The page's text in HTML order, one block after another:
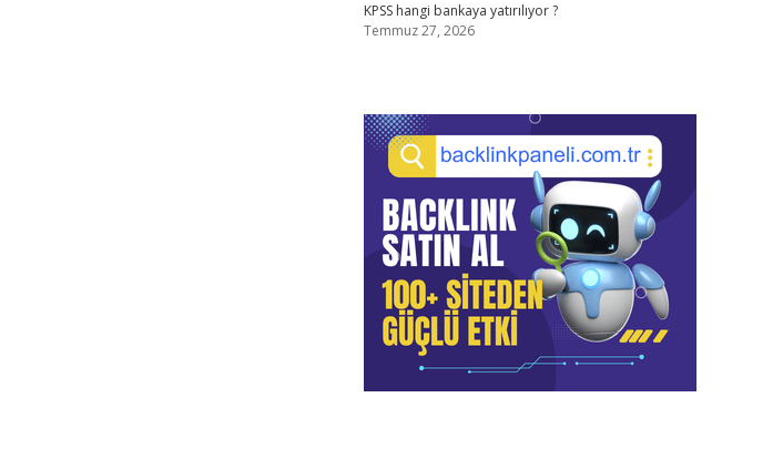
KPSS hangi bankaya yatırılıyor ?
Temmuz 27, 2026